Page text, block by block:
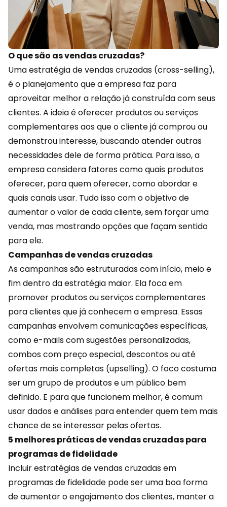
O que são as vendas cruzadas?
Uma estratégia de vendas cruzadas (cross-selling),
é o planejamento que a empresa faz para
aproveitar melhor a relação já construída com seus
clientes. A ideia é oferecer produtos ou serviços
complementares aos que o cliente já comprou ou
demonstrou interesse, buscando atender outras
necessidades dele de forma prática. Para isso, a
empresa considera fatores como quais produtos
oferecer, para quem oferecer, como abordar e
quaiscanaisusar. Tudo isso com o objetivo de
aumentar o valor de cada cliente, sem forçar uma
venda, mas mostrando opções que façam sentido
para ele.
Campanhas de vendas cruzadas
As campanhas são estruturadas com início, meio e
fim dentro da estratégia maior. Ela foca em
promover produtos ou serviços complementares
para clientes que já conhecem a empresa. Essas
campanhas envolvem comunicações específicas,
comoe-mailscom sugestões personalizadas,
combos com preço especial, descontos ou até
ofertas mais completas (upselling). O foco costuma
ser um grupo de produtos e um público bem
definido. E para que funcionem melhor, é comum
usar dados e análises para entender quem tem mais
chance de se interessar pelas ofertas.
5 melhores práticas de vendas cruzadas para
programas de fidelidade
Incluir estratégias de vendas cruzadas em
programas de fidelidade pode ser uma boa forma
de aumentar o engajamento dos clientes, manter a